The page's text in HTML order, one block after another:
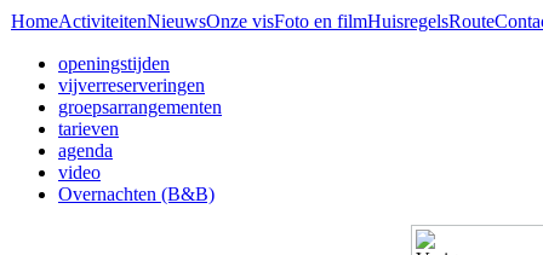
HomeActiviteitenNieuwsOnze visFoto en filmHuisregelsRoute
openingstijden
vijverreserveringen
groepsarrangementen
tarieven
agenda
video
Overnachten (B&B)